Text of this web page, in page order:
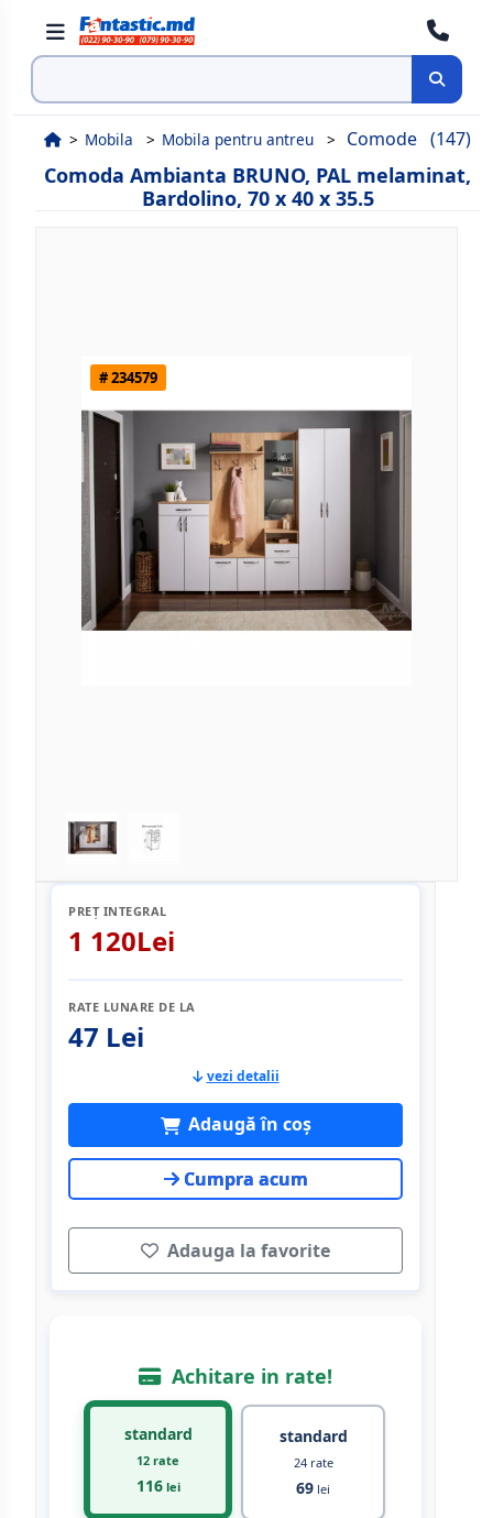
Cauta
Mobila Mobila pentru antreu Comode (147)
Comoda Ambianta BRUNO, PAL melaminat,
Bardolino, 70 x 40 x 35.5
# 234579
PREȚ INTEGRAL
1 120Lei
RATE LUNARE DE LA
47 Lei
vezi detalii
Adaugă în coș
Cumpra acum
Adauga la favorite
Achitare in rate!
standard
12 rate
116lei
standard
24 rate
69 lei